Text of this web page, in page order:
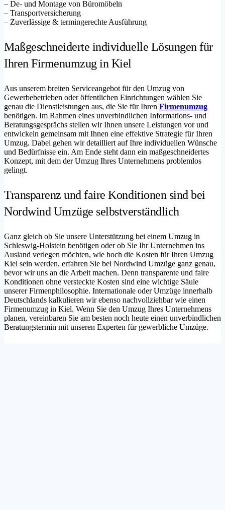
– De- und Montage von Büromöbeln
– Transportversicherung
– Zuverlässige & termingerechte Ausführung
Maßgeschneiderte individuelle Lösungen für
Ihren Firmenumzug in Kiel
Aus unserem breiten Serviceangebot für den Umzug von
Gewerbebetrieben oder öffentlichen Einrichtungen wählen Sie
genau die Dienstleistungen aus, die Sie für Ihren Firmenumzug
benötigen. Im Rahmen eines unverbindlichen Informations- und
Beratungsgesprächs stellen wir Ihnen unsere Leistungen vor und
entwickeln gemeinsam mit Ihnen eine effektive Strategie für Ihren
Umzug. Dabei gehen wir detailliert auf Ihre individuellen Wünsche
und Bedürfnisse ein. Am Ende steht dann ein maßgeschneidertes
Konzept, mit dem der Umzug Ihres Unternehmens problemlos
gelingt.
Transparenz und faire Konditionen sind bei
Nordwind Umzüge selbstverständlich
Ganz gleich ob Sie unsere Unterstützung bei einem Umzug in
Schleswig-Holstein benötigen oder ob Sie Ihr Unternehmen ins
Ausland verlegen möchten, wie hoch die Kosten für Ihren Umzug
Kiel sein werden, erfahren Sie bei Nordwind Umzüge ganz genau,
bevor wir uns an die Arbeit machen. Denn transparente und faire
Konditionen ohne versteckte Kosten sind eine wichtige Säule
unserer Firmenphilosophie. Internationale oder Umzüge innerhalb
Deutschlands kalkulieren wir ebenso nachvollziehbar wie einen
Firmenumzug in Kiel. Wenn Sie den Umzug Ihres Unternehmens
planen, vereinbaren Sie am besten noch heute einen unverbindlichen
Beratungstermin mit unseren Experten für gewerbliche Umzüge.